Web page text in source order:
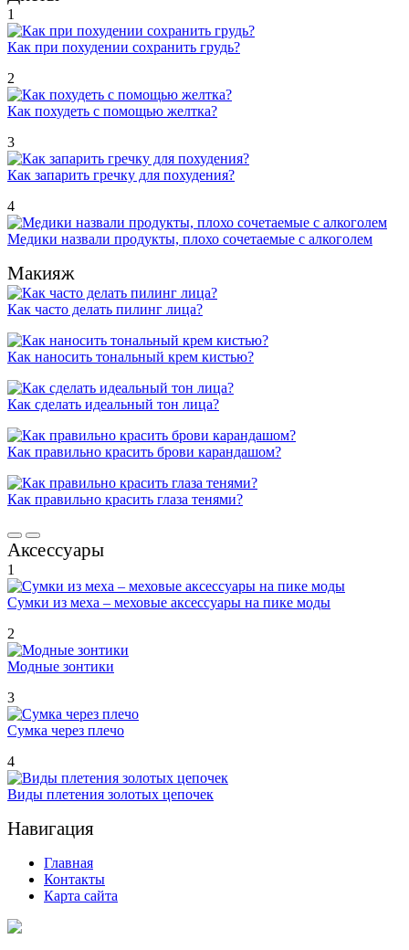
1
Как при похудении сохранить грудь?
2
Как похудеть с помощью желтка?
3
Как запарить гречку для похудения?
4
Медики назвали продукты, плохо сочетаемые с алкоголем
Макияж
Как часто делать пилинг лица?
Как наносить тональный крем кистью?
Как сделать идеальный тон лица?
Как правильно красить брови карандашом?
Как правильно красить глаза тенями?
Аксессуары
1
Сумки из меха – меховые аксессуары на пике моды
2
Модные зонтики
3
Сумка через плечо
4
Виды плетения золотых цепочек
Навигация
Главная
Контакты
Карта сайта